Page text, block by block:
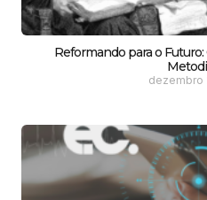
Reformando para o
dezembro